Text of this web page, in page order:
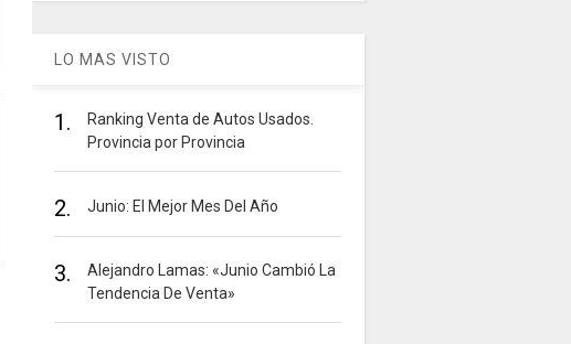
LO MAS VISTO
1.
Ranking Venta de Autos Usados.
Provincia por Provincia
2. Junio: El Mejor Mes Del Año
3.
Alejandro Lamas: «Junio Cambió La
Tendencia De Venta»